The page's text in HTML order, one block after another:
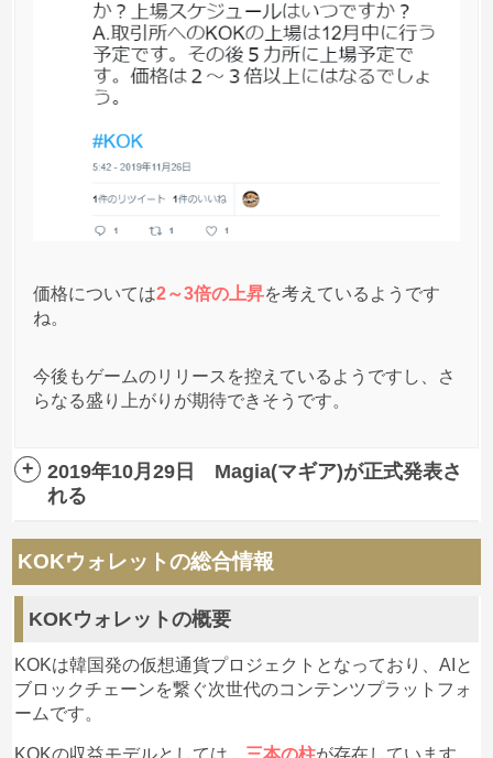
価格については2～3倍の上昇を考えているようです
ね。
今後もゲームのリリースを控えているようですし、さ
らなる盛り上がりが期待できそうです。
2019年10月29日 Magia(マギア)が正式発表さ
れる
2019年10月29日 NEXON社の子会社であるSuper
Acid社が600万ドルを投資した
KOKウォレットの総合情報
KOKウォレットの概要
KOKは韓国発の仮想通貨プロジェクトとなっており、AIと
ブロックチェーンを繋ぐ次世代のコンテンツプラットフォ
ームです。